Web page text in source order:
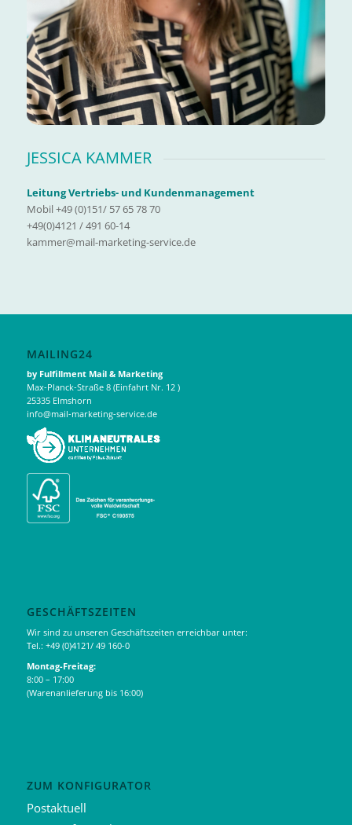
JESSICA KAMMER
Leitung Vertriebs- und Kundenmanagement
Mobil +49 (0)151/ 57 65 78 70
+49(0)4121 / 491 60-14
kammer@mail-marketing-service.de
MAILING24
by Fulfillment Mail & Marketing
Max-Planck-Straße 8 (Einfahrt Nr. 12 )
25335 Elmshorn
info@mail-marketing-service.de
GESCHÄFTSZEITEN
Wir sind zu unseren Geschäftszeiten erreichbar unter:
Tel.: +49 (0)4121/ 49 160-0
Montag-Freitag:
8:00 – 17:00
(Warenanlieferung bis 16:00)
ZUM KONFIGURATOR
Postaktuell